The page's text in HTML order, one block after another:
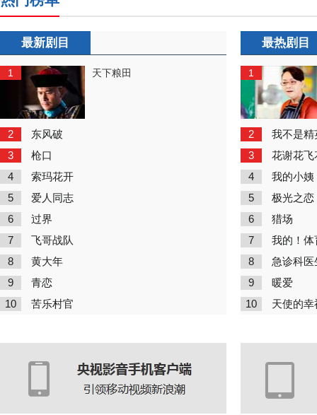
最新剧目
1 天下粮田
2 东风破
3 枪口
4 索玛花开
5 爱人同志
6 过界
7 飞哥战队
8 黄大年
9 青恋
10 苦乐村官
最热剧目
1
2 我不是精
3 花谢花飞
4 我的小姨
5 极光之恋
6 猎场
7 我的！体
8 急诊科医
9 暖爱
10 天使的幸